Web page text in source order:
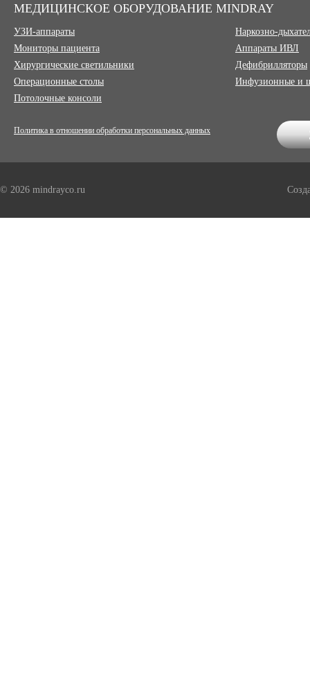
МЕДИЦИНСКОЕ ОБОРУДОВАНИЕ MINDRAY
УЗИ-аппараты
Мониторы пациента
Хирургические светильники
Операционные столы
Потолочные консоли
Наркозно-
Аппараты ИВЛ
Дефибрилляторы
Инфузионные и
Политика в отношении обработки персональных данных
© 2026 mindrayco.ru